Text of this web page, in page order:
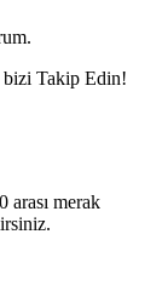
bizi Takip Edin!
merak